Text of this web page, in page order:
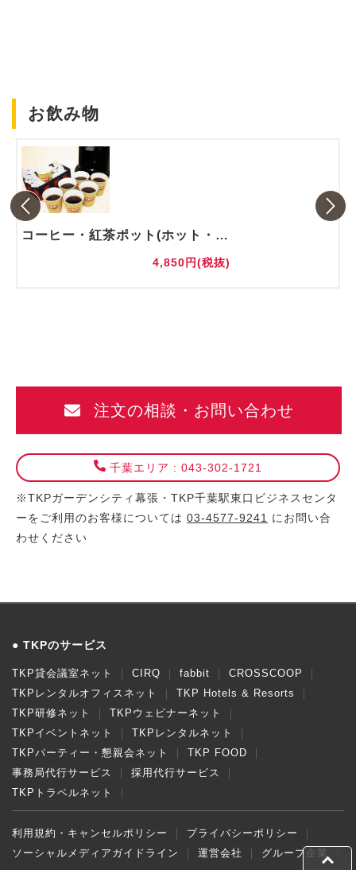
お飲み物
コーヒー・紅茶ポット(ホット・アイス)
4,850円(税抜)
注文の相談・お問い合わせ
千葉エリア : 043-302-1721
※TKPガーデンシティ幕張・TKP千葉駅東口ビジネスセンタ
ーをご利用のお客様については 03-4577-9241
にお問い合
わせください
TKPのサービス
TKP貸会議室ネット CIRQ fabbit
CROSSCOOP
TKPレンタルオフィスネット
TKP Hotels & Resorts
TKP研修ネット
TKPウェビナーネット
TKPイベントネット
TKPレンタルネット
TKPパーティー・懇親会ネット
TKP FOOD
事務局代行サービス
採用代行サービス
TKPトラベルネット
利用規約・キャンセルポリシー
プライバシーポリシー
ソーシャルメディアガイドライン
運営会社 グループ企業